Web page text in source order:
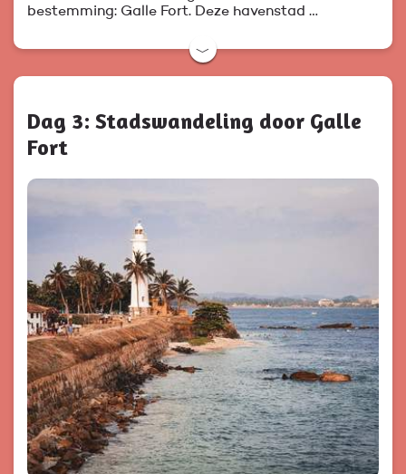
bestemming: Galle Fort. Deze havenstad …
﹀
Dag 3: Stadswandeling door Galle
Fort